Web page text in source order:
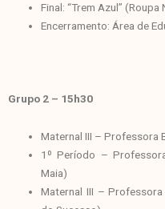
Final: “Trem Azul” (Roupa
Encerramento: Área de
Grupo 2 – 15h30
Maternal III – Professora
1º Período –
Maia)
Maternal III – Professora